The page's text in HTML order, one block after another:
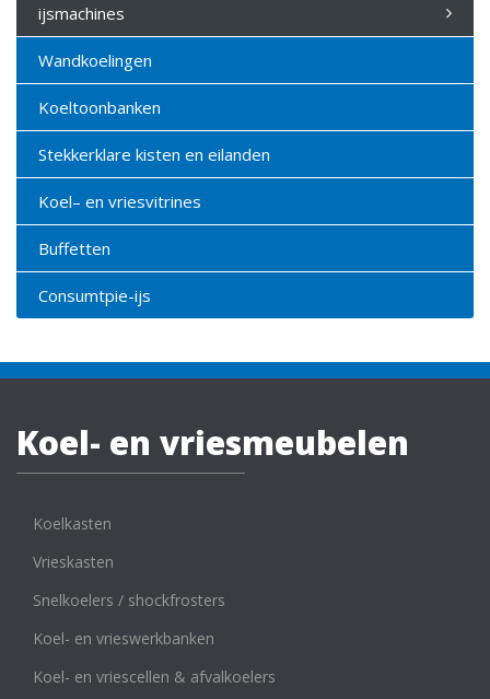
ijsmachines
Wandkoelingen
Koeltoonbanken
Stekkerklare kisten en eilanden
Koel– en vriesvitrines
Buffetten
Consumtpie-ijs
Koel- en vriesmeubelen
Koelkasten
Vrieskasten
Snelkoelers / shockfrosters
Koel- en vrieswerkbanken
Koel- en vriescellen & afvalkoelers